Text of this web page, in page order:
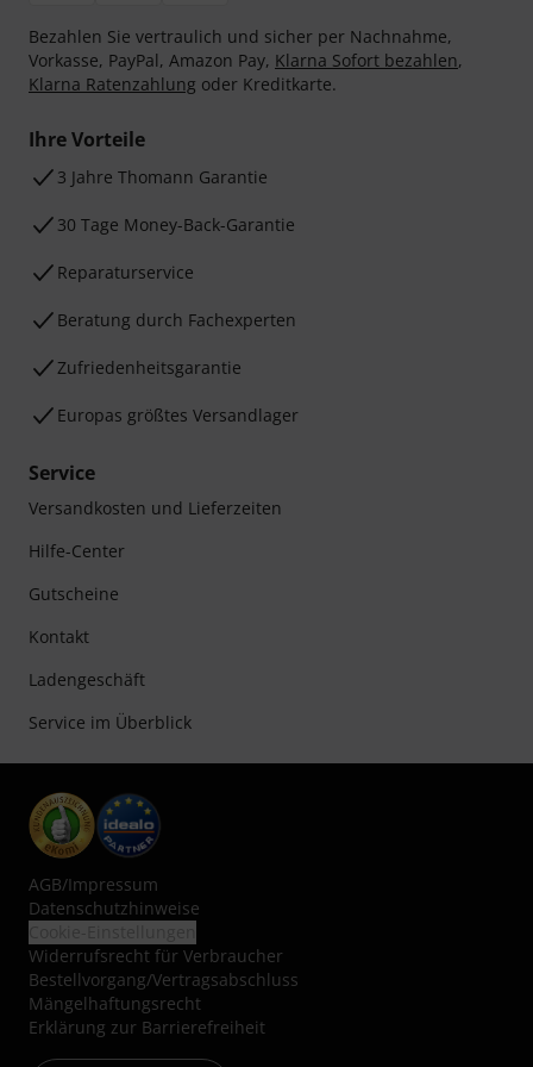
Bezahlen Sie vertraulich und sicher per Nachnahme,
Vorkasse, PayPal, Amazon Pay, Klarna Sofort bezahlen,
Klarna Ratenzahlung oder Kreditkarte.
Ihre Vorteile
3 Jahre Thomann Garantie
30 Tage Money-Back-Garantie
Reparaturservice
Beratung durch Fachexperten
Zufriedenheitsgarantie
Europas größtes Versandlager
Service
Versandkosten und Lieferzeiten
Hilfe-Center
Gutscheine
Kontakt
Ladengeschäft
Service im Überblick
AGB/Impressum
Datenschutzhinweise
Widerrufsrecht für Verbraucher
Bestellvorgang/Vertragsabschluss
Mängelhaftungsrecht
Erklärung zur Barrierefreiheit